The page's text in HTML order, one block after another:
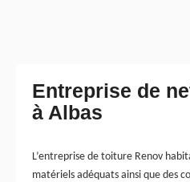
Entreprise de
à Albas
L’entreprise de toiture Renov
matériels adéquats ainsi que des